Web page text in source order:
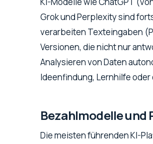
Grok und Perplexity sind
verarbeiten Texteingaben
Versionen, die nicht nur
Analysieren von Daten
Ideenfindung, Lernhilfe
Bezahlmodelle und
Die meisten führenden KI-